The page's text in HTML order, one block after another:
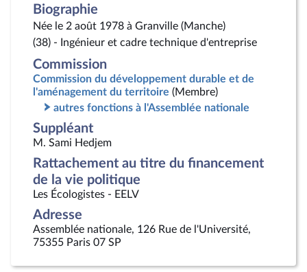
Biographie
Née le 2 août 1978 à Granville (Manche)
(38) - Ingénieur et cadre technique d'entreprise
Commission
Commission du développement durable et de
l'aménagement du territoire (Membre)
autres fonctions à l'Assemblée nationale
Suppléant
M. Sami Hedjem
Rattachement au titre du financement
de la vie politique
Les Écologistes - EELV
Adresse
Assemblée nationale, 126 Rue de l'Université,
75355 Paris 07 SP